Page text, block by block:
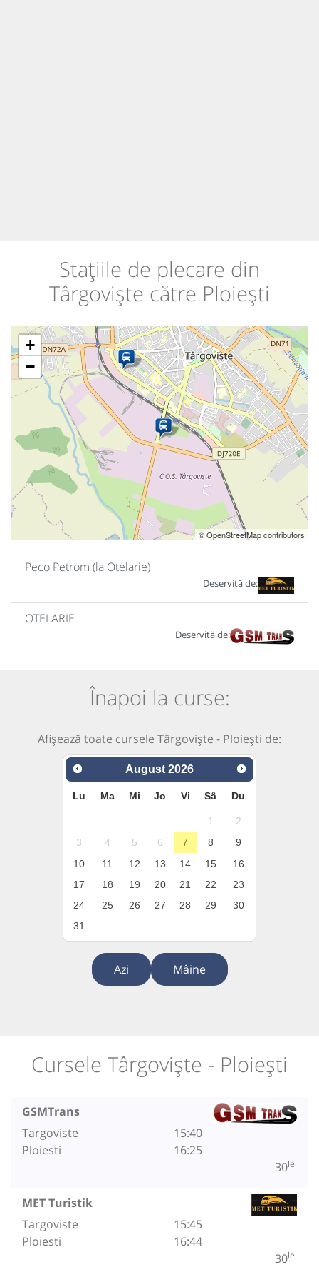
Stațiile de plecare din
Târgoviște către Ploiești
+
−
© OpenStreetMap contributors
Peco Petrom (la Otelarie)
Deservită de:
OTELARIE
Deservită de:
Înapoi la curse:
Afișează toate cursele Târgoviște - Ploiești de:
August 2026
Lu Ma Mi Jo Vi Sâ Du
1
2
3
4 5 6 7 8
9
10
11 12 13 14 15
16
17
18 19 20 21 22
23
24
25 26 27 28 29
30
31
Azi Mâine
Cursele Târgoviște - Ploiești
GSMTrans
Targoviste
Ploiesti
15:40
16:25
30lei
MET Turistik
Targoviste
Ploiesti
15:45
16:44
30lei